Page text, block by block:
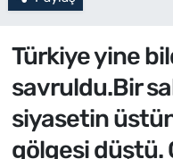
Türkiye yine
savruldu.Bir
siyasetin
gölgesi düştü.